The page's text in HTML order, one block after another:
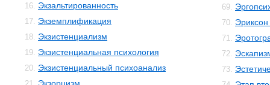
16. Экзальтированность
17. Экземплификация
18. Экзистенциализм
19. Экзистенциальная психология
20. Экзистенциальный психоанализ
69.
70.
71.
72.
73.